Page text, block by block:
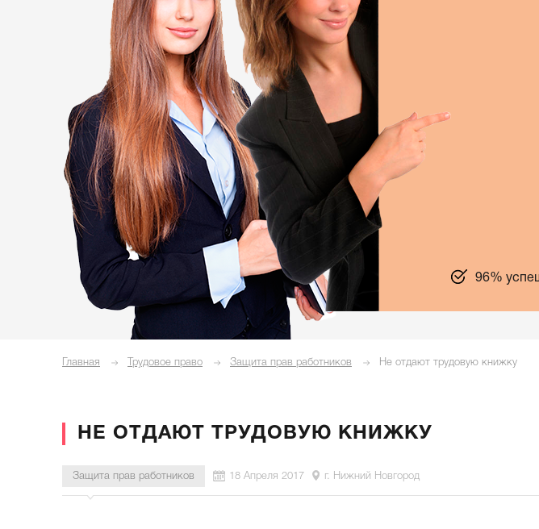
96%
Главная Трудовое право Защита прав работников Не отдают трудовую книжку
НЕ ОТДАЮТ ТРУДОВУЮ КНИЖКУ
Защита прав работников 18 Апреля 2017 г. Нижний Новгород